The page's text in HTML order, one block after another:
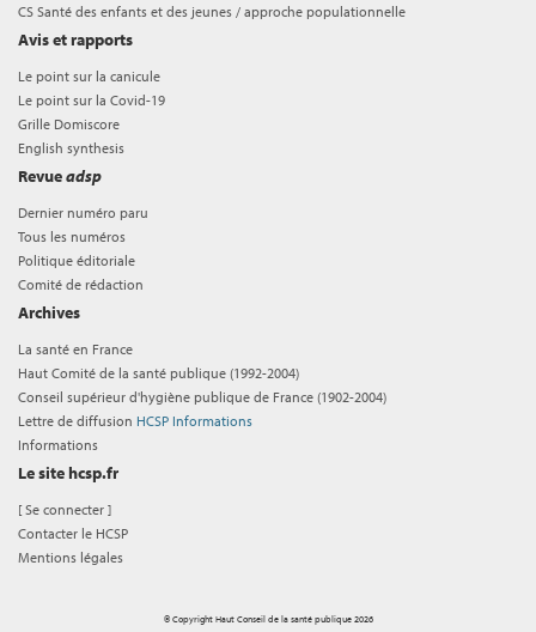
CS Santé des enfants et des jeunes / approche populationnelle
Avis et rapports
Le point sur la canicule
Le point sur la Covid-19
Grille Domiscore
English synthesis
Revueadsp
Dernier numéro paru
Tous les numéros
Politique éditoriale
Comité de rédaction
Archives
La santé en France
Haut Comité de la santé publique (1992-2004)
Conseil supérieur d'hygiène publique de France (1902-2004)
Lettre de diffusion HCSP Informations
Informations
Le site hcsp.fr
[Se connecter ]
Contacter le HCSP
Mentions légales
© Copyright Haut Conseil de la santé publique 2026